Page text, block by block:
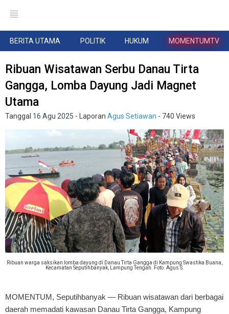
BERITA UTAMA POLITIK HUKUM MOMENTUMTV
Ribuan Wisatawan Serbu Danau Tirta
Gangga, Lomba Dayung Jadi Magnet
Utama
Tanggal 16 Agu 2025 - Laporan Agus Setiawan - 740 Views
Ribuan warga saksikan lomba dayung di Danau Tirta Gangga di Kampung Swastika Buana,
Kecamatan Seputihbanyak, Lampung Tengah. Foto. Agus S.
MOMENTUM, Seputihbanyak — Ribuan wisatawan dari berbagai
daerah memadati kawasan Danau Tirta Gangga, Kampung